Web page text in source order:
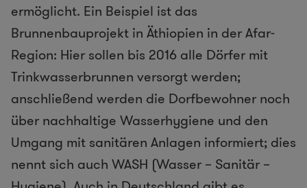
ermöglicht. Ein Beispiel ist das
Brunnenbauprojekt in Äthiopien in der Afar-
Region: Hier sollen bis 2016 alle Dörfer mit
Trinkwasserbrunnen versorgt werden;
anschließend werden die Dorfbewohner noch
über nachhaltige Wasserhygiene und den
Umgang mit sanitären Anlagen informiert; dies
nennt sich auch WASH (Wasser – Sanitär –